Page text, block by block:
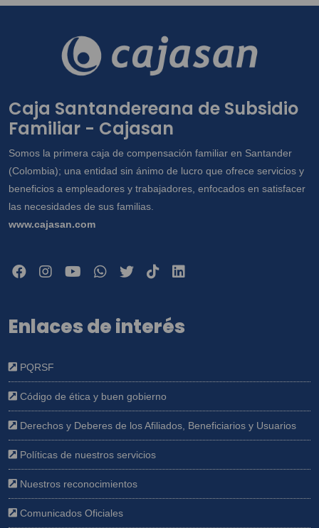
Caja Santandereana de Subsidio
Familiar - Cajasan
Somos la primera caja de compensación familiar en Santander
(Colombia); una entidad sin ánimo de lucro que ofrece servicios y
beneficios a empleadores y trabajadores, enfocados en satisfacer
las necesidades de sus familias.
www.cajasan.com
Enlaces de interés
PQRSF
Código de ética y buen gobierno
Derechos y Deberes de los Afiliados, Beneficiarios y Usuarios
Políticas de nuestros servicios
Nuestros reconocimientos
Comunicados Oficiales